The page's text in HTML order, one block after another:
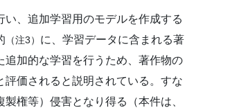
、追加学習用のモデルを作成する
（注3） に、学習データに含まれる著
加的な学習を行うため、著作物の
価されると説明されている。すな
権等）侵害となり得る（本件は、